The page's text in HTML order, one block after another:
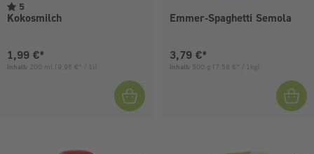
5
Kokosmilch
Aktueller Preis:
1,99 €*
Inhalt: 200 ml (9,95 €* / 1l)
Emmer-Spaghetti Semola
Aktueller Preis:
3,79 €*
Inhalt: 500 g (7,58 €* / 1kg)